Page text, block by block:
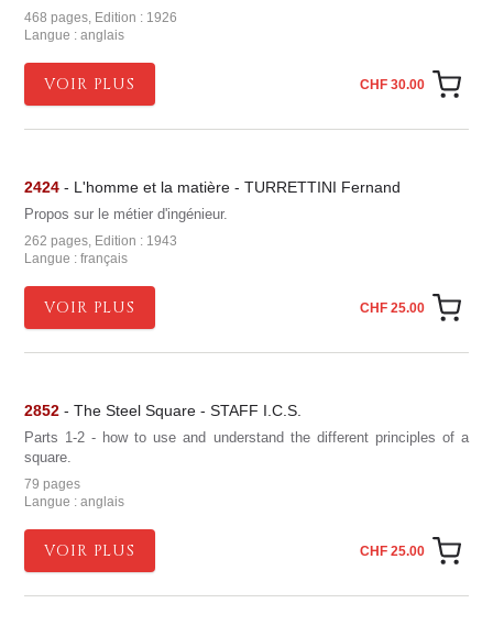
468 pages, Edition : 1926
Langue : anglais
VOIR PLUS CHF 30.00
2424 - L'homme et la matière - TURRETTINI Fernand
Propos sur le métier d'ingénieur.
262 pages, Edition : 1943
Langue : français
VOIR PLUS CHF 25.00
2852 - The Steel Square - STAFF I.C.S.
Parts 1-2 - how to use and understand the different principles of a
square.
79 pages
Langue : anglais
VOIR PLUS CHF 25.00